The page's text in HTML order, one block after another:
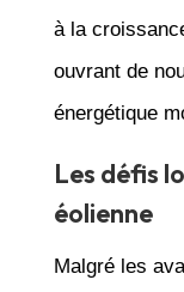
à la
ouvrant de
énergétique
Les défis
éolienne
Malgré les